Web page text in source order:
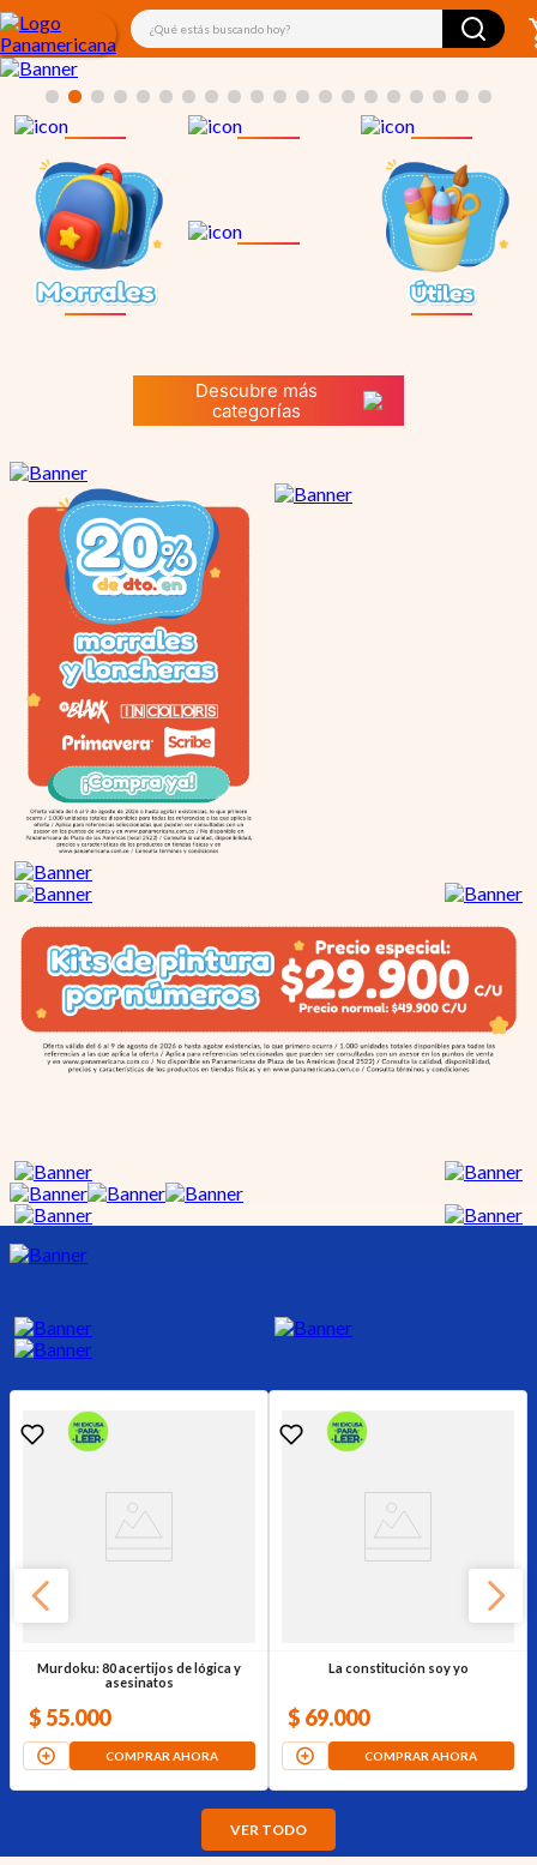
¿Qué estás buscando hoy?
Descubre más
categorías
Murdoku: 80 acertijos de lógica y
asesinatos
$ 55.000
COMPRAR AHORA
La constitución soy yo
$ 69.000
COMPRAR AHORA
VER TODO